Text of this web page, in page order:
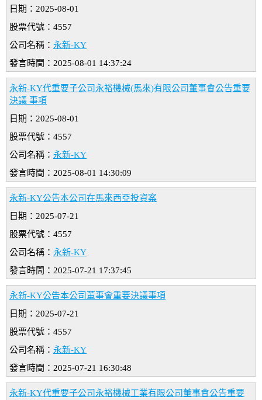
日期：2025-08-01
股票代號：4557
公司名稱： 永新-KY
發言時間：2025-08-01 14:37:24
永新-KY代重要子公司永裕機械(馬來)有限公司董事會公告重要
決議 事項
日期：2025-08-01
股票代號：4557
公司名稱： 永新-KY
發言時間：2025-08-01 14:30:09
永新-KY公告本公司在馬來西亞投資案
日期：2025-07-21
股票代號：4557
公司名稱： 永新-KY
發言時間：2025-07-21 17:37:45
永新-KY公告本公司董事會重要決議事項
日期：2025-07-21
股票代號：4557
公司名稱： 永新-KY
發言時間：2025-07-21 16:30:48
永新-KY代重要子公司永裕機械工業有限公司董事會公告重要